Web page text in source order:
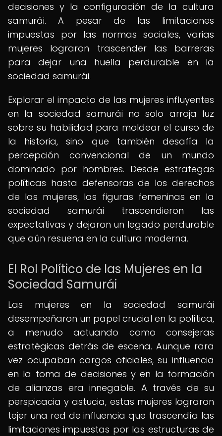
decisiones y la configuración de la cultura
samurái. A pesar de las limitaciones
impuestas por las normas sociales, varias
mujeres lograron trascender las barreras
para dejar una huella perdurable en la
sociedad samurái.
Explorar el impacto de las mujeres influyentes
en la sociedad samurái no solo arroja luz
sobre su habilidad para moldear el curso de
la historia, sino que también desafía la
percepción convencional de un mundo
dominado por hombres. Desde estrategas
políticas hasta defensoras de los derechos
de las mujeres, las figuras femeninas en la
sociedad samurái trascendieron las
expectativas y dejaron un legado perdurable
que aún resuena en la cultura moderna.
El Rol Político de las Mujeres en la
Sociedad Samurái
Las mujeres en la sociedad samurái
desempeñaron un papel crucial en la política,
a menudo actuando como consejeras
estratégicas detrás de escena. Aunque rara
vez ocupaban cargos oficiales, su influencia
en la toma de decisiones y en la formación
de alianzas era innegable. A través de su
perspicacia y astucia, estas mujeres lograron
tejer una red de influencia que trascendía las
limitaciones impuestas por las estructuras de